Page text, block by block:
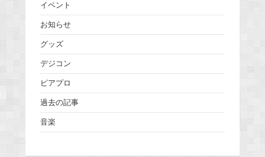
イベント
お知らせ
グッズ
デジコン
ピアプロ
過去の記事
音楽